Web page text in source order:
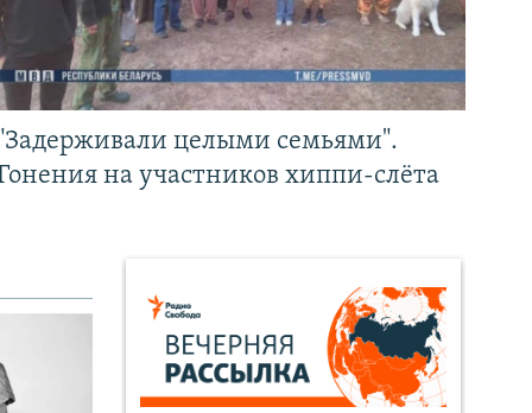
целыми семьями".
на участников хиппи-слёта